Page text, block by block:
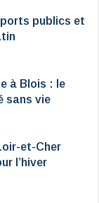
publics et
à Blois : le
sans vie
et-Cher
l’hiver